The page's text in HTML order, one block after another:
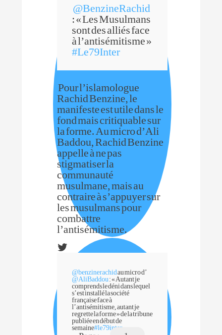
@BenzineRachid
: « Les Musulmans
sont des alliés face
à l’antisémitisme »
#Le79Inter
Pour l’islamologue
Rachid Benzine, le
manifeste est utile dans le
fond mais critiquable sur
la forme. Au micro d’Ali
Baddou, Rachid Benzine
appelle à ne pas
stigmatiser la
communauté
musulmane, mais au
contraire à s’appuyer sur
les musulmans pour
combattre
l’antisémitisme.
@benzinerachid au micro d’
@AliBaddou : « Autant je
comprends le déni dans lequel
s’est installé la société
française face à
l’antisémitisme, autant je
regrette la forme » de la tribune
publiée en début de
semaine#le79inter